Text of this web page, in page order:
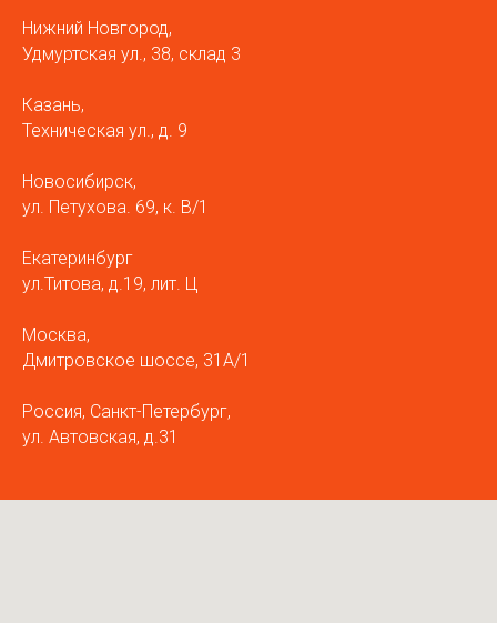
Нижний Новгород,
Удмуртская ул., 38, склад 3
Казань,
Техническая ул., д. 9
Новосибирск,
ул. Петухова. 69, к. В/1
Екатеринбург
ул.Титова, д.19, лит. Ц
Москва,
Дмитровское шоссе, 31А/1
Россия, Санкт-Петербург,
ул. Автовская, д.31